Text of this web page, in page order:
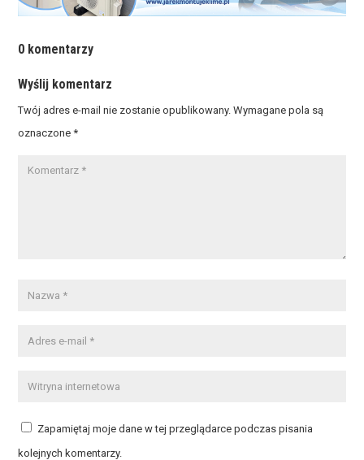
0 komentarzy
Wyślij komentarz
Twój adres e-mail nie zostanie opublikowany. Wymagane pola są
oznaczone*
Zapamiętaj moje dane w tej przeglądarce podczas pisania
kolejnych komentarzy.